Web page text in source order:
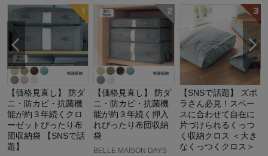
【価格見直し】 防ダ
ニ・防カビ・抗菌機
能が約３年続くクロ
ーゼットぴったり布
団収納袋 【SNSで話
題】
【価格見直し】 防ダ
ニ・防カビ・抗菌機
能が約３年続く押入
れぴったり布団収納
袋
BELLE MAISON DAYS
【SNSで話題】 ズボ
ラさん必見！スペー
スに合わせて自在に
片づけられるくっつ
く収納クロス ＜大き
なくっつくクロス＞